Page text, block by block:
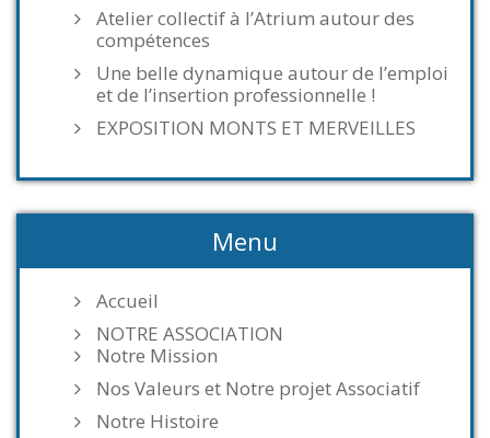
Atelier collectif à l’Atrium autour des
compétences
Une belle dynamique autour de l’emploi
et de l’insertion professionnelle !
EXPOSITION MONTS ET MERVEILLES
Menu
Accueil
NOTRE ASSOCIATION
Notre Mission
Nos Valeurs et Notre projet Associatif
Notre Histoire